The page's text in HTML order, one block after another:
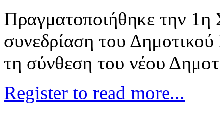
Πραγματοποιήθηκε την
συνεδρίαση του
τη σύνθεση του νέου
Register to read more...